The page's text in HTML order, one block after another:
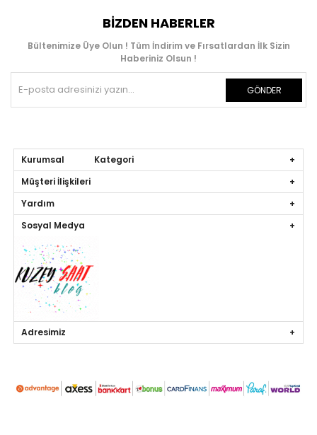
BIZDEN HABERLER
Bültenimize Üye Olun ! Tüm İndirim ve Fırsatlardan İlk Sizin
Haberiniz Olsun !
GÖNDER
Kurumsal Kategori
Müşteri İlişkileri
Yardım
Sosyal Medya
Adresimiz